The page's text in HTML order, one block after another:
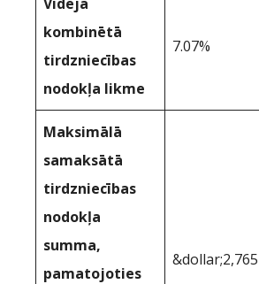
kombinētā
tirdzniecības
nodokļa likme
7.07%
Maksimālā
samaksātā
tirdzniecības
nodokļa
summa,
pamatojoties
&dollar;2,765